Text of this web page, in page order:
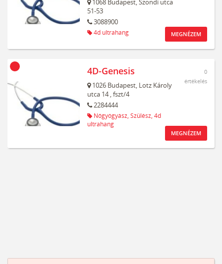
1068 Budapest,Szondi utca
51-53
3088900
4d ultrahang MEGNÉZEM
4D-Genesis
1026 Budapest, Lotz Károly
utca 14, fszt/4
2284444
Nőgyógyász, Szülész, 4d
ultrahang
0
értékelés
MEGNÉZEM